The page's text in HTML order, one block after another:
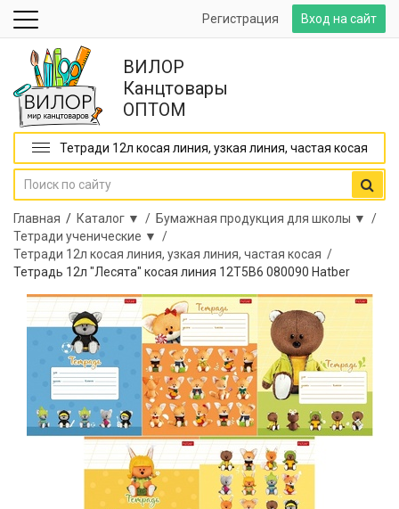
Вход на сайт
Регистрация
ВИЛОР
Канцтовары
ОПТОМ
Тетради 12л косая линия, узкая линия, частая косая
Главная / Каталог ▼ / Бумажная продукция для школы ▼ /
Тетради ученические ▼ /
Тетради 12л косая линия, узкая линия, частая косая /
Тетрадь 12л "Лесята" косая линия 12Т5В6 080090 Hatber